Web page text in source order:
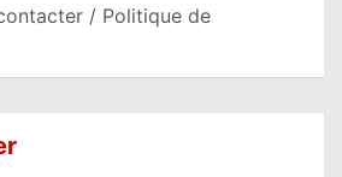
/ Politique de